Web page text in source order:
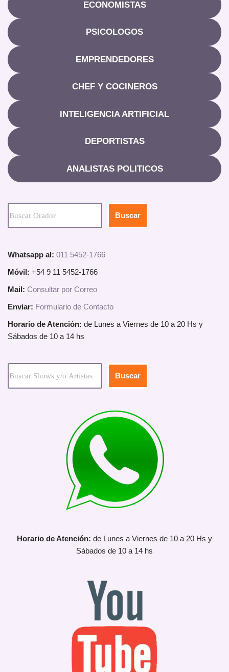
ECONOMISTAS
PSICOLOGOS
EMPRENDEDORES
CHEF Y COCINEROS
INTELIGENCIA ARTIFICIAL
DEPORTISTAS
ANALISTAS POLITICOS
Buscar
Whatsapp al: 011 5452-1766
Móvil: +54 9 11 5452-1766
Mail: Consultar por Correo
Enviar: Formulario de Contacto
Horario de Atención: de Lunes a Viernes de 10 a 20 Hs y
Sábados de 10 a 14 hs
Buscar
Horario de Atención: de Lunes a Viernes de 10 a 20 Hs y
Sábados de 10 a 14 hs